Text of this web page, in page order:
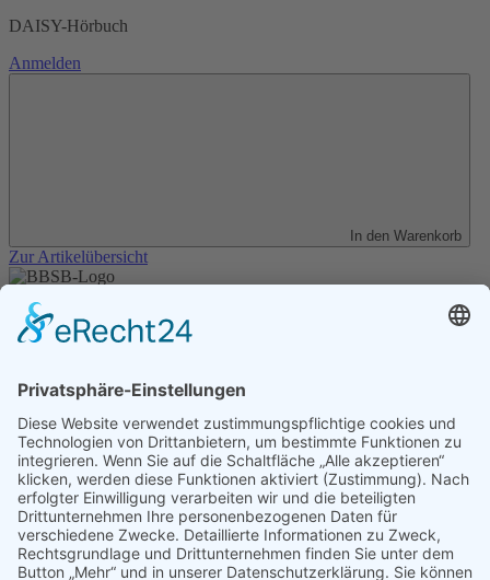
DAISY-Hörbuch
Anmelden
In den Warenkorb
Zur Artikelübersicht
Unser Angebot
Shop
Datenschutz
Kontakt
Transparenzerklärung
BBSB-Inform: täglich aktualisierte Infos
für sehbehinderte und blinde Menschen
Anmeldung Newsletter BBSB-Inform